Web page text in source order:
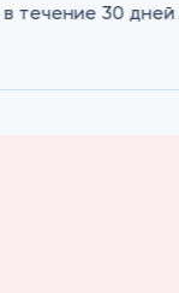
контент-отдела